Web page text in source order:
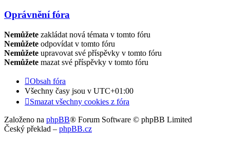
Oprávnění fóra
Nemůžete zakládat nová témata v tomto fóru
Nemůžete odpovídat v tomto fóru
Nemůžete upravovat své příspěvky v tomto fóru
Nemůžete mazat své příspěvky v tomto fóru
Obsah fóra
Všechny časy jsou v UTC+01:00
Smazat všechny cookies z fóra
Založeno na phpBB® Forum Software © phpBB Limited
Český překlad – phpBB.cz